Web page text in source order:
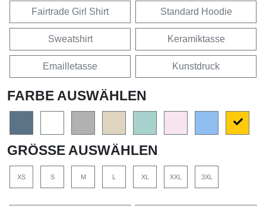
Fairtrade Girl Shirt Standard Hoodie
Sweatshirt Keramiktasse
Emailletasse Kunstdruck
FARBE AUSWÄHLEN
GRÖSSE AUSWÄHLEN
XS S M L XL XXL 3XL